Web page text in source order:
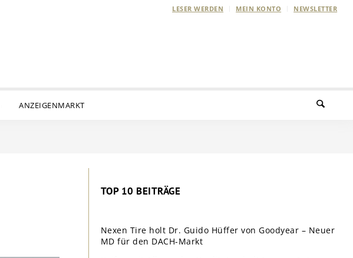
LESER WERDEN MEIN KONTO NEWSLETTER
ANZEIGENMARKT
TOP 10 BEITRÄGE
Nexen Tire holt Dr. Guido Hüffer von Goodyear – Neuer
MD für den DACH-Markt